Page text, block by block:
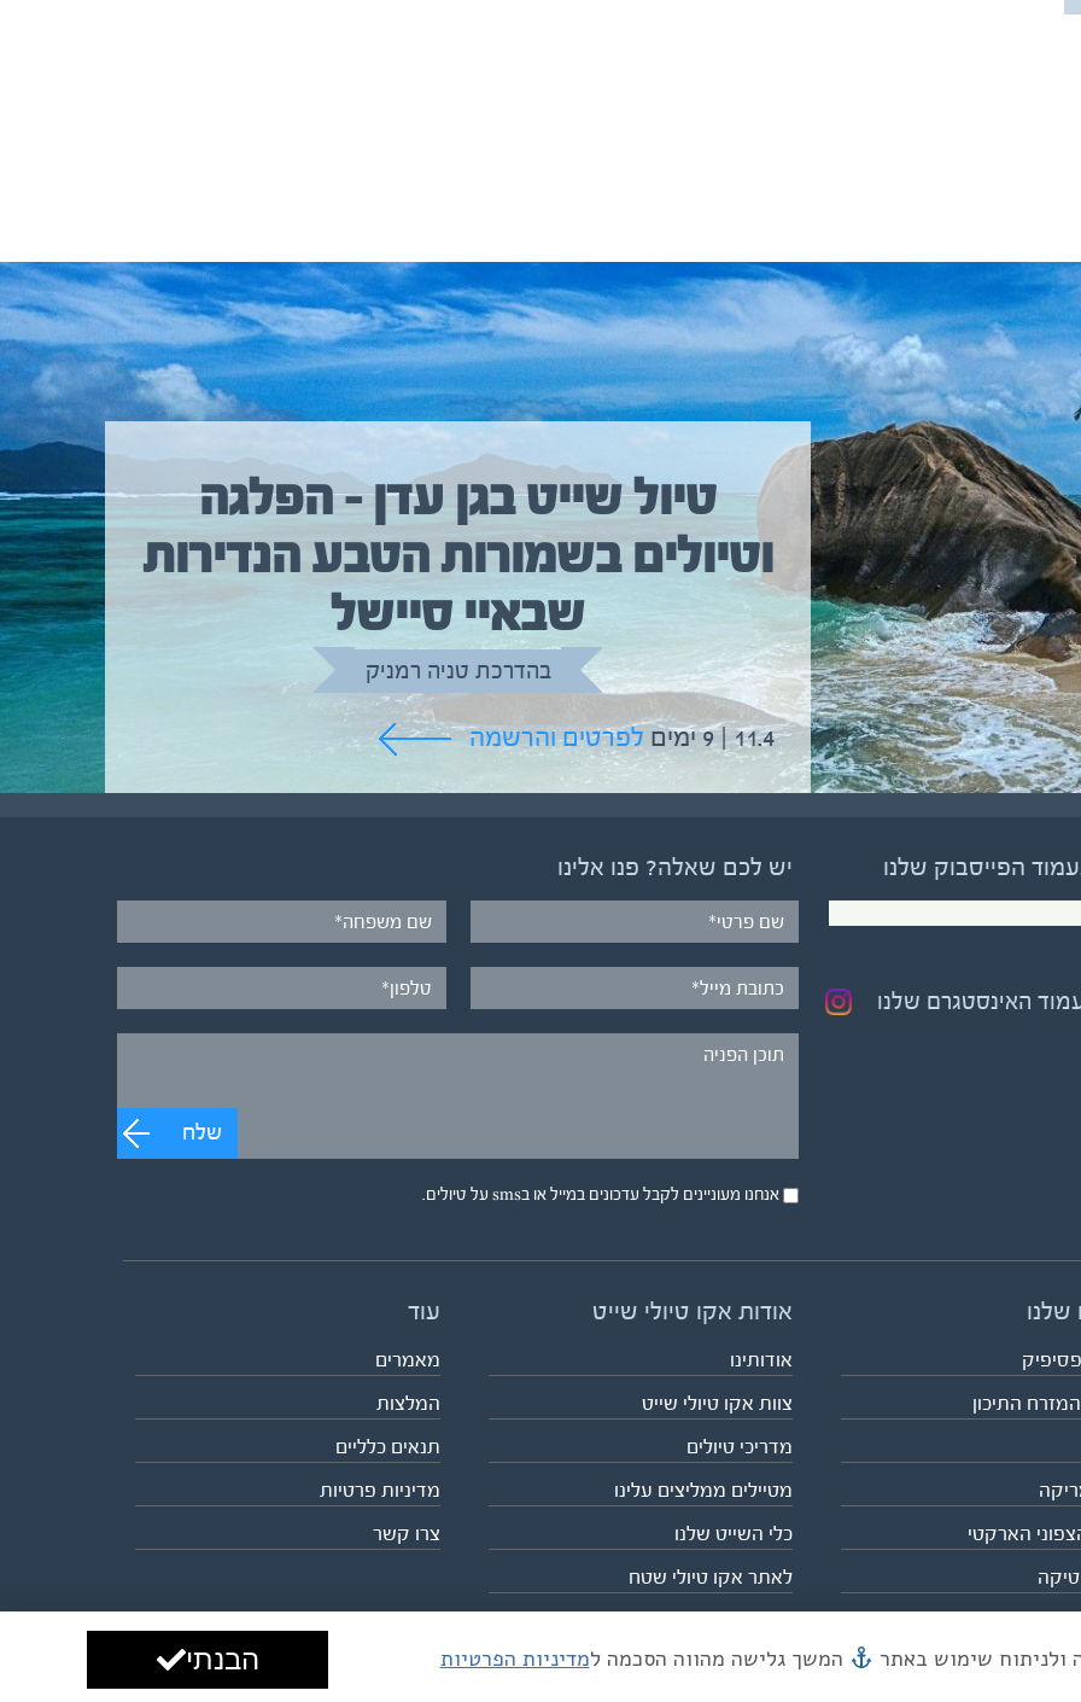
טיול שייט בגן עדן – הפלגה
וטיולים בשמורות הטבע הנדירות
שבאיי סיישל
בהדרכת טניה רמניק
11.4 | 9 ימים לפרטים והרשמה
טיול שייט מקיף איסלנד
בהדרכת גיל יניב
5.6 | 12 ימים לפרטים והרשמה
הפייסבוק שלנו
האינסטגרם שלנו
יש לכם שאלה? פנו אלינו
שלח
אנחנו מעוניינים לקבל עדכונים במייל או בsms על טיולים.
שלנו
התיכון
הארקטי
אודות אקו טיולי שייט
אודותינו
צוות אקו טיולי שייט
מדריכי טיולים
מטיילים ממליצים עלינו
כלי השייט שלנו
לאתר אקו טיולי שטח
עוד
מאמרים
המלצות
תנאים כלליים
מדיניות פרטיות
צרו קשר
מייל mail@eco.co.il | כתובתנו המסגר 55, תל אביב עיצוב ופיתוח: ביבר גלובל
המשך גלישה מהווה הסכמה למדיניות הפרטיות הבנתי